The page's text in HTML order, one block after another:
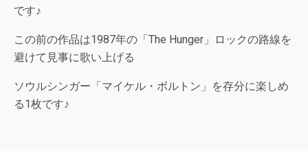
です♪
この前の作品は1987年の「The Hunger」ロックの路線を
避けて見事に歌い上げる
ソウルシンガー「マイケル・ボルトン」を存分に楽しめ
る1枚です♪